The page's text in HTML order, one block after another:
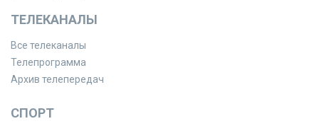
ТЕЛЕКАНАЛЫ
Все телеканалы
Телепрограмма
Архив телепередач
СПОРТ